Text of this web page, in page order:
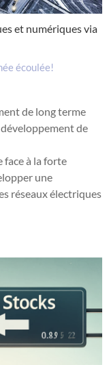
et numériques via
écoulée!
de long terme
de
face à la forte
une
réseaux électriques